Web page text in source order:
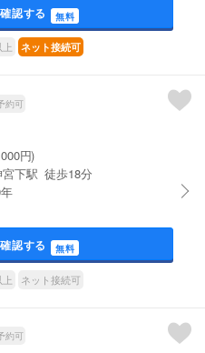
認する 無料
ネット接続可
約可
円)
下駅 徒歩18分
認する 無料
ネット接続可
約可